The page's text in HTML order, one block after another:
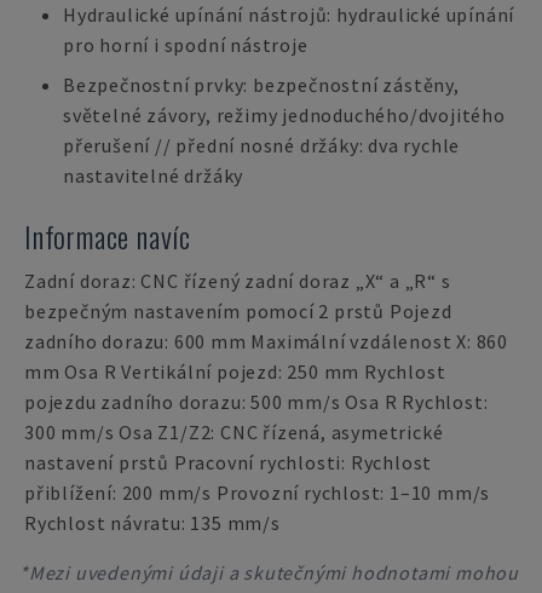
Hydraulické upínání nástrojů: hydraulické upínání
pro horní i spodní nástroje
Bezpečnostní prvky: bezpečnostní zástěny,
světelné závory, režimy jednoduchého/dvojitého
přerušení // přední nosné držáky: dva rychle
nastavitelné držáky
Informace navíc
Zadní doraz: CNC řízený zadní doraz „X“ a „R“ s
bezpečným nastavením pomocí 2 prstů Pojezd
zadního dorazu: 600 mm Maximální vzdálenost X: 860
mm Osa R Vertikální pojezd: 250 mm Rychlost
pojezdu zadního dorazu: 500 mm/s Osa R Rychlost:
300 mm/s Osa Z1/Z2: CNC řízená, asymetrické
nastavení prstů Pracovní rychlosti: Rychlost
přiblížení: 200 mm/s Provozní rychlost: 1–10 mm/s
Rychlost návratu: 135 mm/s
*Mezi uvedenými údaji a skutečnými hodnotami mohou